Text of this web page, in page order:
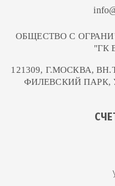
ОБЩЕСТВО С
"ГК
121309, Г.МОСКВА,
ФИЛЕВСКИЙ ПАРК,